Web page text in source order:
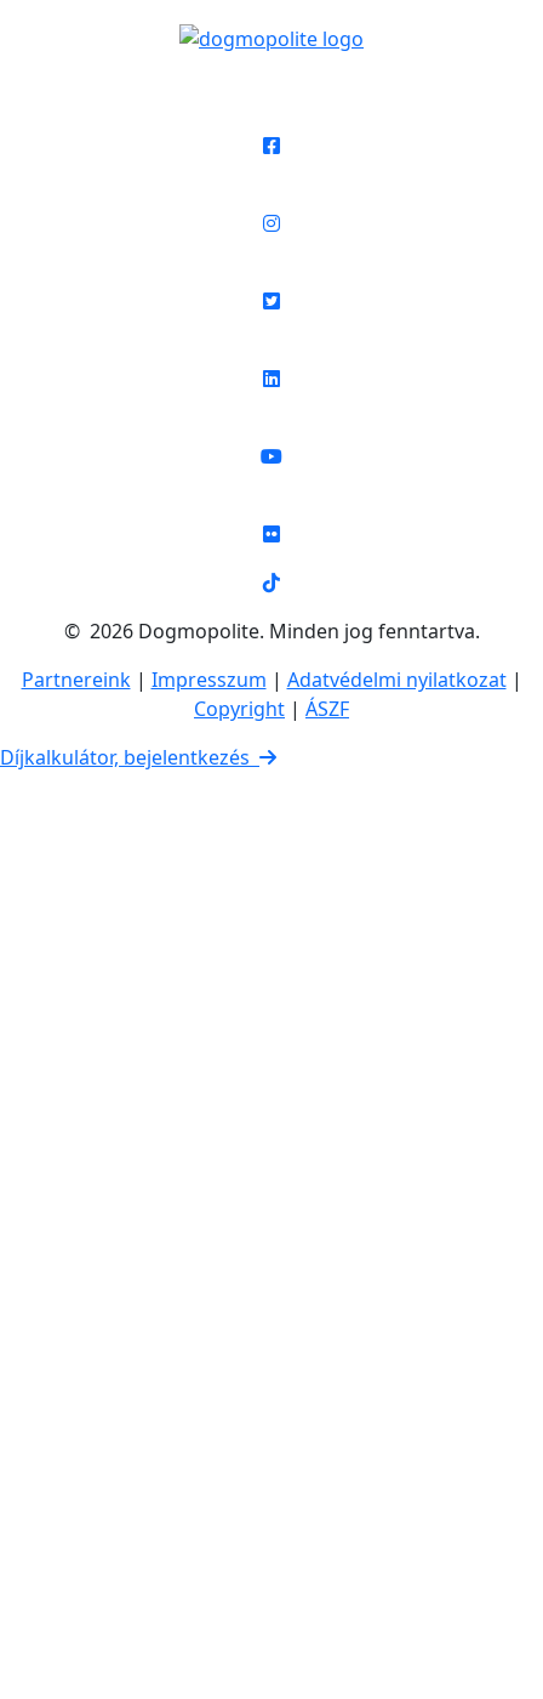
© 2026 Dogmopolite. Minden jog fenntartva.
Partnereink| Impresszum | Adatvédelmi nyilatkozat|
Copyright | ÁSZF
Díjkalkulátor, bejelentkezés